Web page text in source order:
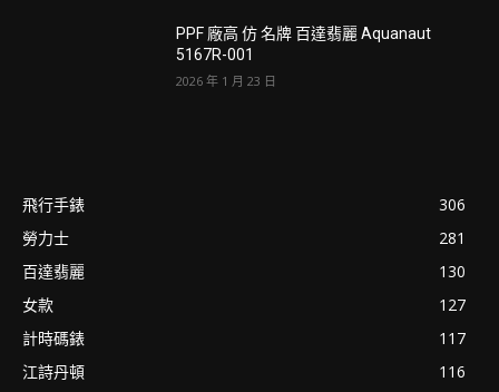
PPF 廠高 仿 名牌 百達翡麗 Aquanaut
5167R-001
2026 年 1 月 23 日
飛行手錶
306
勞力士
281
百達翡麗
130
女款
127
計時碼錶
117
江詩丹頓
116